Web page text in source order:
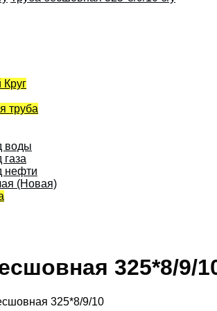
труба
воды
газа
нефти
(Новая)
325*8/9/
325*8/9/10